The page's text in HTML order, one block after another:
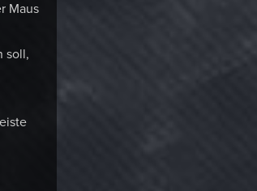
Maus
soll,